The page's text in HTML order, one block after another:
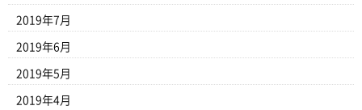
2019年7月
2019年6月
2019年5月
2019年4月